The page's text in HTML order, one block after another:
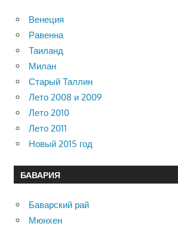
Венеция
Равенна
Таиланд
Милан
Старый Таллин
Лето 2008 и 2009
Лето 2010
Лето 2011
Новый 2015 год
БАВАРИЯ
Баварский рай
Мюнхен